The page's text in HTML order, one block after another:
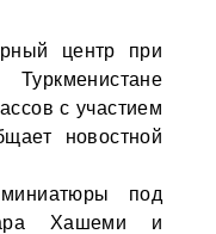
центр при
с участием
новостной
под
Хашеми и